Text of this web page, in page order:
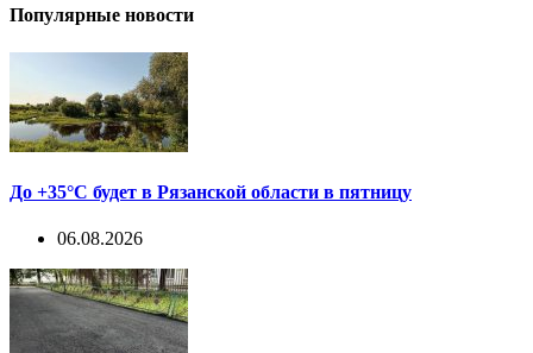
Популярные новости
До +35°С будет в Рязанской области в пятницу
06.08.2026